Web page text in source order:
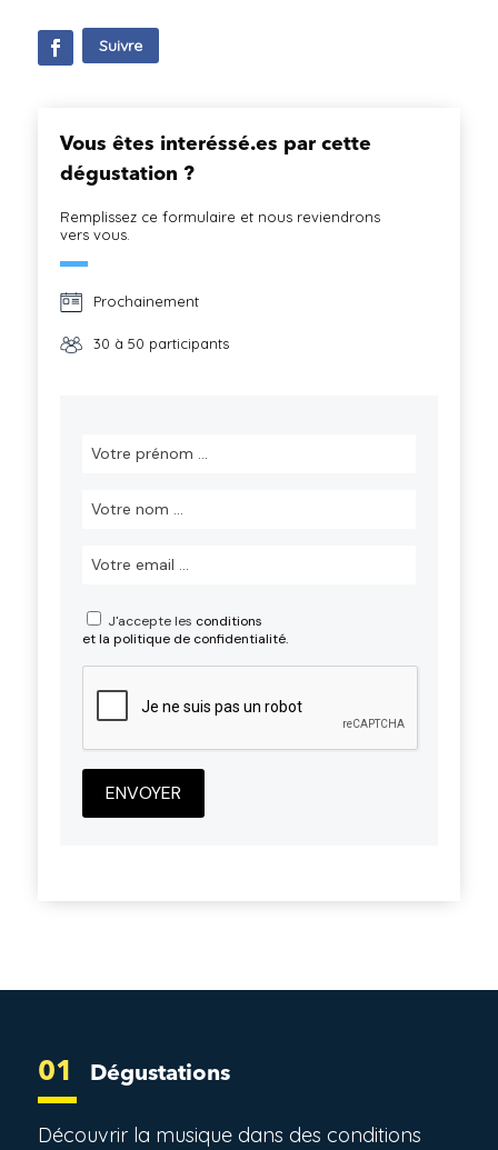
Suivre
Vous êtes interéssé.es par cette
dégustation ?
Remplissez ce formulaire et nous reviendrons
vers vous.
Prochainement
30 à 50 participants
J'accepte les conditions
et la politique de confidentialité.
01 Dégustations
Découvrir la musique dans des conditions